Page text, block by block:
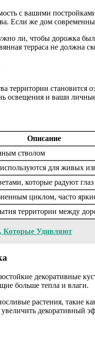
с вашими
Если же дом
ли, чтобы дорожка
терраса не должна
становится
освещения и ваши
Описание
стволом
для живых
которые радуют
циклом, часто
территории между
Удивляют
декоративные
больше тепла и влаги.
растения, такие
декоративный